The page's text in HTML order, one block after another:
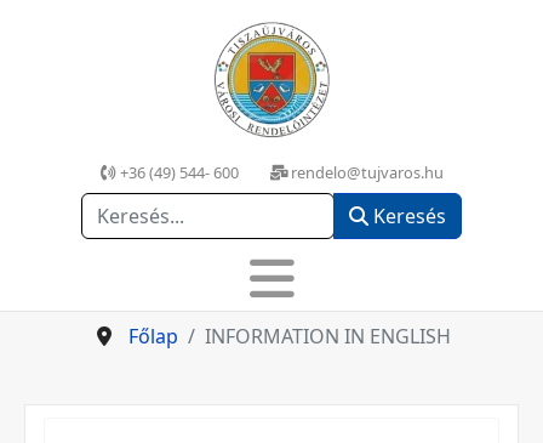
+36 (49) 544- 600 rendelo@tujvaros.hu
Keresés Keresés
Főlap INFORMATION IN ENGLISH